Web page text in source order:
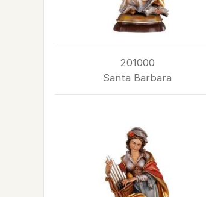
201000
Santa Barbara